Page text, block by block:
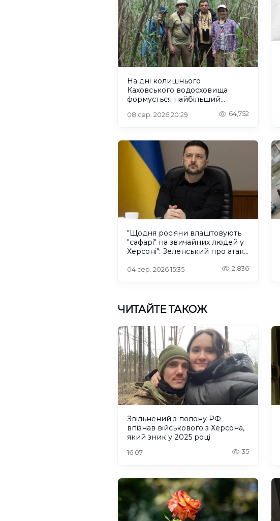
На дні колишнього
Каховського водосховища
формується найбільший
08 сер. 2026 20:29 64,752
"Щодня росіяни влаштовують
"сафарі" на звичайних людей у
Херсоні": Зеленський про атаку
04 сер. 2026 15:35 2,836
ЧИТАЙТЕ ТАКОЖ
Звільнений з полону РФ
впізнав військового з Херсона,
який зник у 2025 році
16:07 35